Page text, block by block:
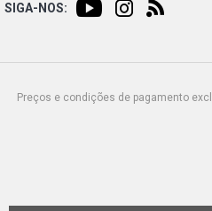
SIGA-NOS:
Preços e condições de pagamento